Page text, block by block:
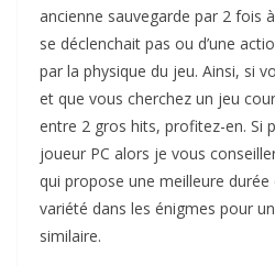
e
a
v
a
n
c
e
e
m
m
e
d
e
s
ancienne sauvegarde par 2 fois
se déclenchait pas ou d’une
par la physique du jeu. Ainsi, si
et que vous cherchez un jeu
entre 2 gros hits, profitez-en. Si
joueur PC alors je vous
qui propose une meilleure
variété dans les énigmes pour
similaire.